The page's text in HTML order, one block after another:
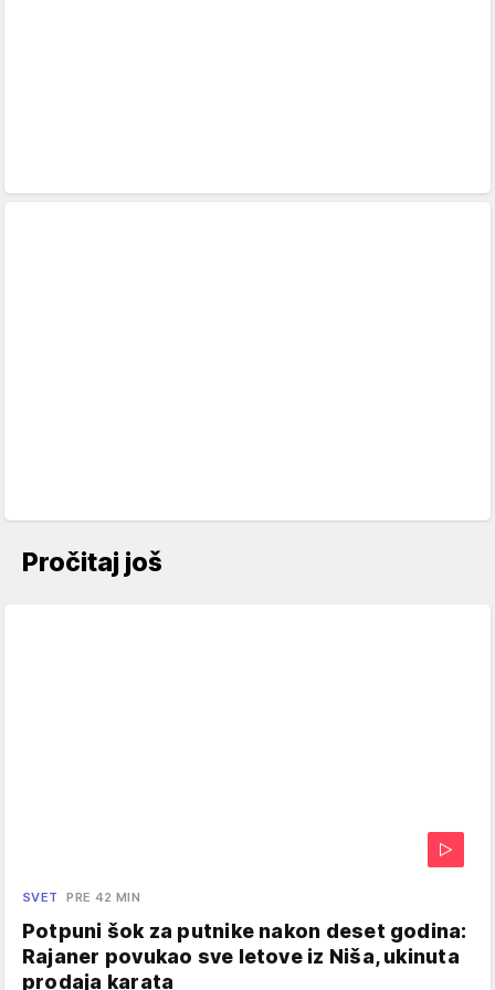
Pročitaj još
SVET PRE 42 MIN
Potpuni šok za putnike nakon deset godina:
Rajaner povukao sve letove iz Niša, ukinuta
prodaja karata